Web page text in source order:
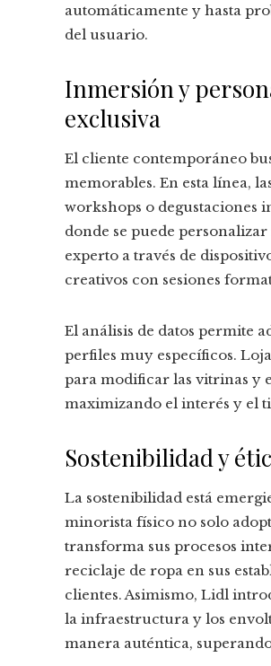
automáticamente y hasta
del usuario.
Inmersión y
exclusiva
El cliente contemporáneo
memorables. En esta línea,
workshops o degustaciones
donde se puede
experto a través de
creativos con sesiones
El análisis de datos permite
perfiles muy específicos.
para modificar las vitrinas y
maximizando el interés y el
Sostenibilidad y
La sostenibilidad está
minorista físico no solo
transforma sus procesos
reciclaje de ropa en sus
clientes. Asimismo, Lidl
la infraestructura y los
manera auténtica,